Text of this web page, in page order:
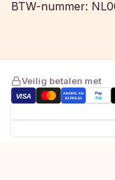
BTW-nummer:
Veilig betalen met
VISA AMERICAN
EXPRESS
Pay
Pal